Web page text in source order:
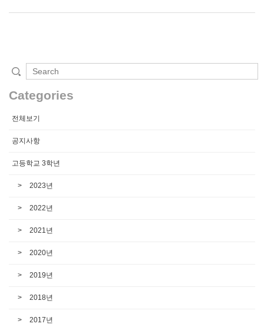
Categories
전체보기
공지사항
고등학교 3학년
2023년
2022년
2021년
2020년
2019년
2018년
2017년